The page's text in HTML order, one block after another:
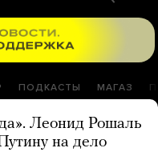
ПОДКАСТЫ МАГАЗ
Леонид Рошаль
на дело